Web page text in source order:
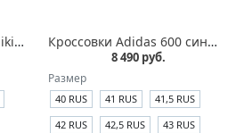
Кроссовки Adidas Lushniki синие кожа/замша Кроссовки Adidas 600 синие кожа
8 490 руб.
Размер
40 RUS 41 RUS
41,5 RUS
42 RUS
42,5 RUS
43 RUS